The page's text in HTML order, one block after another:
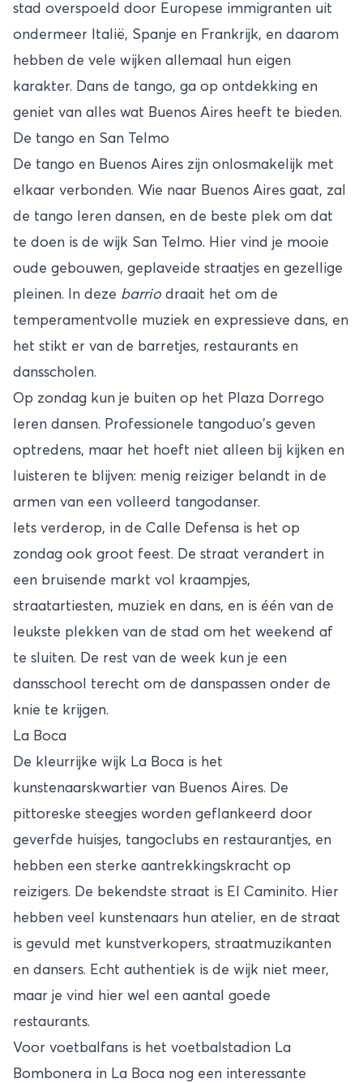
stad overspoeld door Europese immigranten uit
ondermeer Italië, Spanje en Frankrijk, en daarom
hebben de vele wijken allemaal hun eigen
karakter. Dans de tango, ga op ontdekking en
geniet van alles wat Buenos Aires heeft te bieden.
De tango en San Telmo
De tango en Buenos Aires zijn onlosmakelijk met
elkaar verbonden. Wie naar Buenos Aires gaat, zal
de tango leren dansen, en de beste plek om dat
te doen is de wijk San Telmo. Hier vind je mooie
oude gebouwen, geplaveide straatjes en gezellige
pleinen. In deze barrio draait het om de
temperamentvolle muziek en expressieve dans, en
het stikt er van de barretjes, restaurants en
dansscholen.
Op zondag kun je buiten op het Plaza Dorrego
leren dansen. Professionele tangoduo's geven
optredens, maar het hoeft niet alleen bij kijken en
luisteren te blijven: menig reiziger belandt in de
armen van een volleerd tangodanser.
Iets verderop, in de Calle Defensa is het op
zondag ook groot feest. De straat verandert in
een bruisende markt vol kraampjes,
straatartiesten, muziek en dans, en is één van de
leukste plekken van de stad om het weekend af
te sluiten. De rest van de week kun je een
dansschool terecht om de danspassen onder de
knie te krijgen.
La Boca
De kleurrijke wijk La Boca is het
kunstenaarskwartier van Buenos Aires. De
pittoreske steegjes worden geflankeerd door
geverfde huisjes, tangoclubs en restaurantjes, en
hebben een sterke aantrekkingskracht op
reizigers. De bekendste straat is El Caminito. Hier
hebben veel kunstenaars hun atelier, en de straat
is gevuld met kunstverkopers, straatmuzikanten
en dansers. Echt authentiek is de wijk niet meer,
maar je vind hier wel een aantal goede
restaurants.
Voor voetbalfans is het voetbalstadion La
Bombonera in La Boca nog een interessante